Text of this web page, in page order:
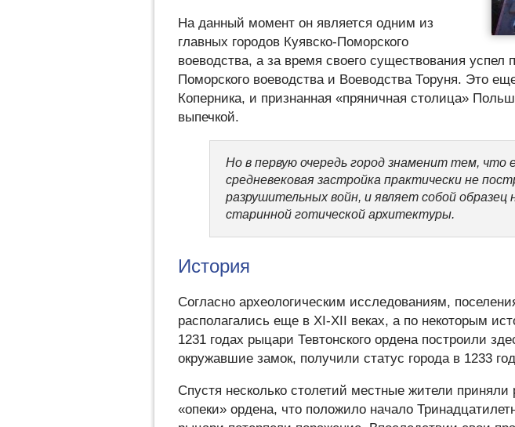
На данный момент он является одним из
главных городов Куявско-Поморского
воеводства, а за время своего существования успел
Поморского воеводства и Воеводства Торуня. Это
Коперника, и признанная «пряничная столица»
выпечкой.
Но в первую очередь город знаменит тем, что
средневековая застройка практически не
разрушительных войн, и являет собой
старинной готической архитектуры.
История
Согласно археологическим исследованиям,
располагались еще в XI-XII веках, а по некоторым
1231 годах рыцари Тевтонского ордена построили
окружавшие замок, получили статус города в 1233
Спустя несколько столетий местные жители
«опеки» ордена, что положило начало